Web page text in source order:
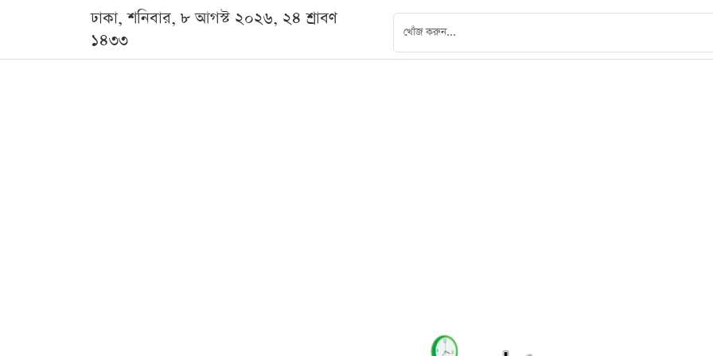
ঢাকা, শনিবার, ৮ আগস্ট ২০২৬, ২৪ শ্রাবণ
১৪৩৩